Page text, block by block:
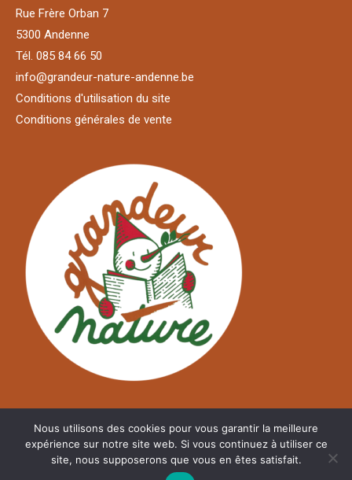
Rue Frère Orban 7
5300 Andenne
Tél. 085 84 66 50
info@grandeur-nature-andenne.be
Conditions d'utilisation du site
Conditions générales de vente
Nous utilisons des cookies pour vous garantir la meilleure
expérience sur notre site web. Si vous continuez à utiliser ce
site, nous supposerons que vous en êtes satisfait.